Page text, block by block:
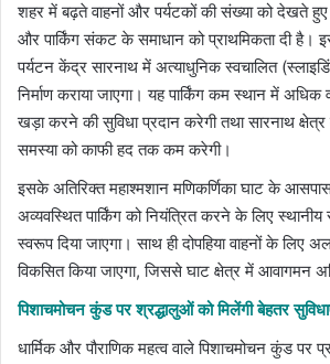
शहर में बढ़ते वाहनों और पर्यटकों की संख्या को देखते हुए
और पार्किंग संकट के समाधान को प्राथमिकता दी है।
पर्यटन केंद्र सारनाथ में अत्याधुनिक स्वचालित
निर्माण कराया जाएगा। यह पार्किंग कम स्थान में अधिक
खड़ा करने की सुविधा प्रदान करेगी तथा सारनाथ
समस्या को काफी हद तक कम करेगी।
इसके अतिरिक्त महाश्मशान मणिकर्णिका घाट के
अव्यवस्थित पार्किंग को नियंत्रित करने के लिए स्थानीय
स्वरूप दिया जाएगा। साथ ही दोपहिया वाहनों के लिए
विकसित किया जाएगा, जिससे घाट क्षेत्र में आवागमन
पिशाचमोचन कुंड पर श्रद्धालुओं को मिलेंगी बेहतर
धार्मिक और पौराणिक महत्व वाले पिशाचमोचन कुंड पर